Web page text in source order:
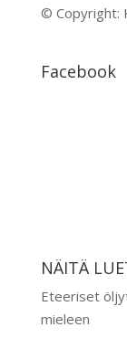
© Copyright:
Facebook
NÄITÄ
Eteeriset
mieleen